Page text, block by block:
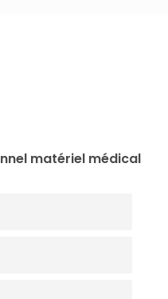
matériel médical